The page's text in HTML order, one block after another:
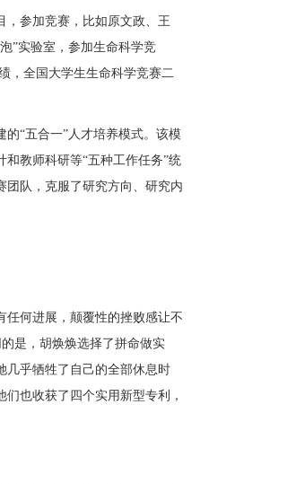
，参加竞赛，比如原文政、王
”实验室，参加生命科学竞
，全国大学生生命科学竞赛二
的“五合一”人才培养模式。该模
教师科研等“五种工作任务”统
团队，克服了研究方向、研究内
任何进展，颠覆性的挫败感让不
是，胡焕焕选择了拼命做实
几乎牺牲了自己的全部休息时
们也收获了四个实用新型专利，